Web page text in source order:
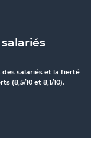
des salariés et la fierté
(8,5/10 et 8,1/10).